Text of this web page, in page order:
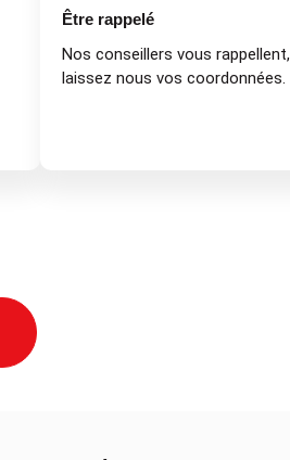
Être rappelé
Nos conseillers vous rappellent,
laissez nous vos coordonnées.